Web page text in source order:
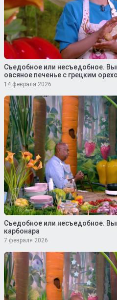
Съедобное или несъедобное.
овсяное печенье с грецким
14 февраля 2026
Съедобное или несъедобное.
карбонара
7 февраля 2026